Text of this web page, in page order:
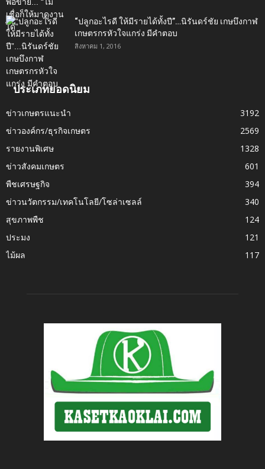
“ปลูกอะไรดี ให้มีรายได้ทั้งปี”…นิรันดร์ชัย เกษบึงกาฬ
เกษตรกรหัวใจแกร่ง มีคำตอบ
สิงหาคม 1, 2016
ประเภทยอดนิยม
ข่าวเกษตรแนะนำ
3192
ข่าวองค์กร/ธุรกิจเกษตร
2569
รายงานพิเศษ
1328
ข่าวสังคมเกษตร
601
พืชเศรษฐกิจ
394
ข่าวนวัตกรรม/เทคโนโลยี/โซล่าเซลล์
340
สุขภาพพืช
124
ประมง
121
ไม้ผล
117